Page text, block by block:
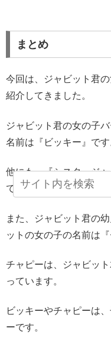
まとめ
今回は、ジャビット君
紹介してきました。
ジャビット君の女の子
名前は『ビッキー』です
他にも、『シスタージ
で呼ばれることがありま
また、ジャビット君の
ットの女の子の名前は『
チャピーは、ジャビッ
っています。
ビッキーやチャピーは
ーです。